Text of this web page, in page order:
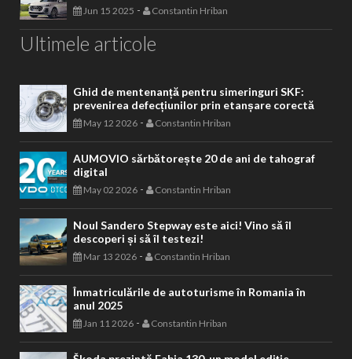
Jun 15 2025 - Constantin Hriban
Ultimele articole
Ghid de mentenanță pentru simeringuri SKF:
prevenirea defecțiunilor prin etanșare corectă
May 12 2026 - Constantin Hriban
AUMOVIO sărbătorește 20 de ani de tahograf
digital
May 02 2026 - Constantin Hriban
Noul Sandero Stepway este aici! Vino să îl
descoperi și să îl testezi!
Mar 13 2026 - Constantin Hriban
Înmatriculările de autoturisme în Romania în
anul 2025
Jan 11 2026 - Constantin Hriban